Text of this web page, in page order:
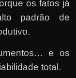
os fatos já
padrão de
e os
total.